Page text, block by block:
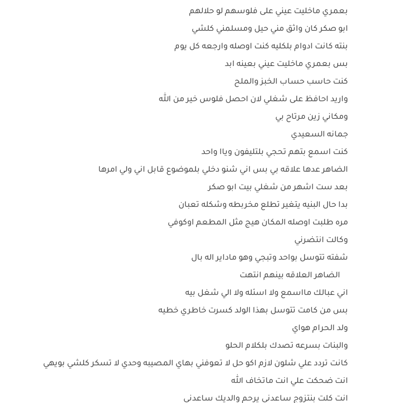
بعمري ماخليت عيني على فلوسهم لو حلالهم
ابو صكر كان واثق مني حيل ومسلمني كلشي
بنته كانت ادوام بلكليه كنت اوصله وارجعه كل يوم
بس بعمري ماخليت عيني بعينه ابد
كنت حاسب حساب الخبز والملح
واريد احافظ على شغلي لان احصل فلوس خير من الله
ومكاني زين مرتاح بي
جمانه السعيدي
كنت اسمع بتهم تحجي بلتليفون وياا واحد
الضاهر عدها علاقه بي بس اني شنو دخلي بلموضوع قابل اني ولي امرها
بعد ست اشهر من شغلي بيت ابو صكر
بدا حال البنيه يتغير تطلع مخربطه وشكله تعبان
مره طلبت اوصله المكان هيج مثل المطعم اوكوفي
وكالت انتضرني
شفته تتوسل بواحد وتبجي وهو ماداير اله بال
الضاهر العلاقه بينهم انتهت
اني عبالك مااسمع ولا اسئله ولا الي شغل بيه
بس من كامت تتوسل بهذا الولد كسرت خاطري خطيه
ولد الحرام هواي
والبنات بسرعه تصدك بلكلام الحلو
كانت تردد علي شلون لازم اكو حل لا تعوفني بهاي المصيبه وحدي لا تسكر كلشي بويهي
انت ضحكت علي انت ماتخاف الله
انت كلت بنتزوج ساعدني يرحم والديك ساعدني